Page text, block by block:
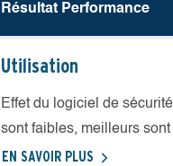
Résultat Performance
Utilisation
Effet du logiciel de
sont faibles, meilleurs
EN SAVOIR PLUS